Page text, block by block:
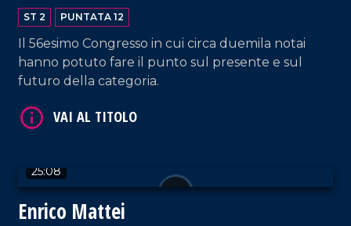
ST 2 PUNTATA 12
Il 56esimo Congresso in cui circa duemila notai
hanno potuto fare il punto sul presente e sul
futuro della categoria.
25:08
Enrico Mattei